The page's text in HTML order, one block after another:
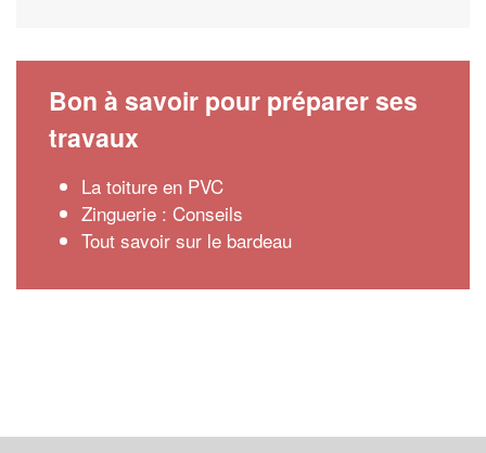
Bon à savoir pour préparer ses
travaux
La toiture en PVC
Zinguerie : Conseils
Tout savoir sur le bardeau